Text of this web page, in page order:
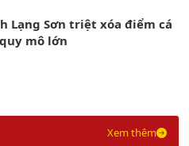
Lạng Sơn triệt xóa điểm cá
mô lớn
Xem thêm